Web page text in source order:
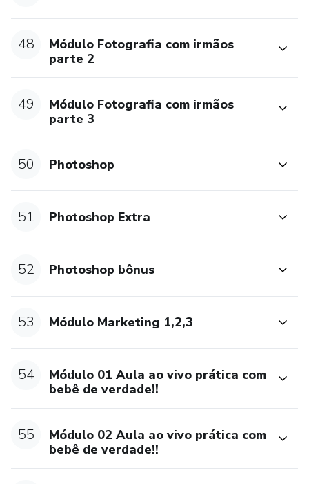
48
Módulo Fotografia com irmãos
parte 2
49
Módulo Fotografia com irmãos
parte 3
50 Photoshop
51 Photoshop Extra
52 Photoshop bônus
53 Módulo Marketing 1,2,3
54
Módulo 01 Aula ao vivo prática com
bebê de verdade!!
55
Módulo 02 Aula ao vivo prática com
bebê de verdade!!